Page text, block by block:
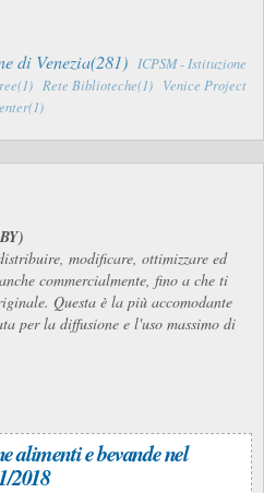
di Venezia(281)
ICPSM - Istituzione
Rete Biblioteche(1)
Venice Project
modificare, ottimizzare ed
commercialmente, fino a che ti
Questa è la più accomodante
per la diffusione e l'uso massimo di
alimenti e bevande nel
2018